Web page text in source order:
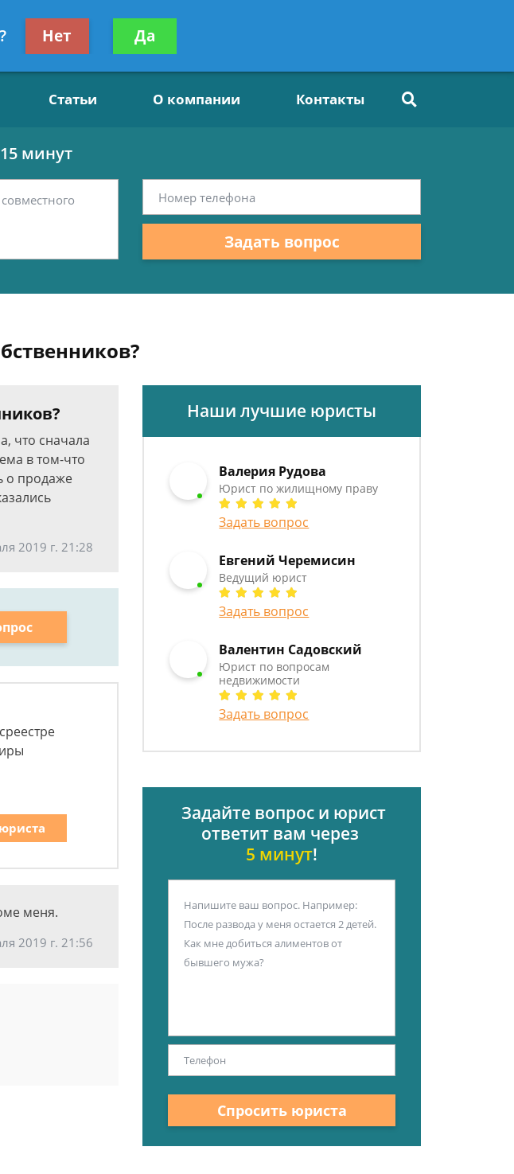
Получите консультацию
бесплатно
Статьи О компании Контакты
минут
Задать вопрос
что сначала
в том-что
о продаже
2019 г. 21:28
меня.
2019 г. 21:56
Наши лучшие юристы
Валерия Рудова
Юрист по жилищному праву
Задать вопрос
Евгений Черемисин
Ведущий юрист
Задать вопрос
Валентин Садовский
Юрист по вопросам
недвижимости
Задать вопрос
Задайте вопрос и юрист
ответит вам через
5 минут!
Спросить юриста
Нет Да